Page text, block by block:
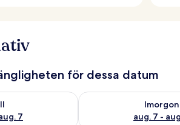
för dessa datum
7
för ikväll aug. 6 - aug. 7
Imorgon
aug. 7 -
Kontrollera